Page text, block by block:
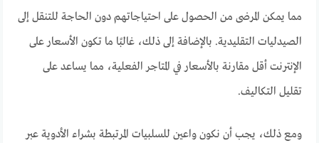
مما يمكن المرضى من الحصول على احتياجاتهم دون الحاجة للتنقل إلى
الصيدليات التقليدية. بالإضافة إلى ذلك، غالبًا ما تكون الأسعار على
الإنترنت أقل مقارنة بالأسعار في المتاجر الفعلية، مما يساعد على
تقليل التكاليف.
ومع ذلك، يجب أن نكون واعين للسلبيات المرتبطة بشراء الأدوية عبر